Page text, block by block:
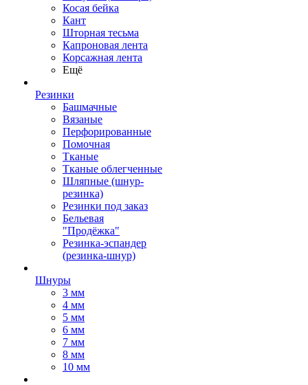
Косая бейка
Кант
Шторная тесьма
Капроновая лента
Корсажная лента
Ещё
Резинки
Башмачные
Вязаные
Перфорированные
Помочная
Тканые
Тканые облегченные
Шляпные (шнур-
резинка)
Резинки под заказ
Бельевая
"Продёжка"
Резинка-эспандер
(резинка-шнур)
Шнуры
3 мм
4 мм
5 мм
6 мм
7 мм
8 мм
10 мм